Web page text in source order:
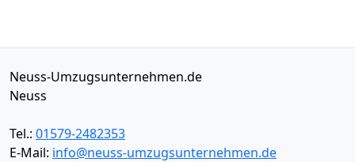
Neuss-Umzugsunternehmen.de
Neuss
Tel.: 01579-2482353
E-Mail: info@neuss-umzugsunternehmen.de